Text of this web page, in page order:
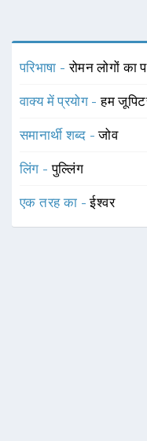
परिभाषा -रोमन लोगों का
वाक्य में प्रयोग -हम
समानार्थी शब्द -जोव
लिंग -पुल्लिंग
एक तरह का -ईश्वर